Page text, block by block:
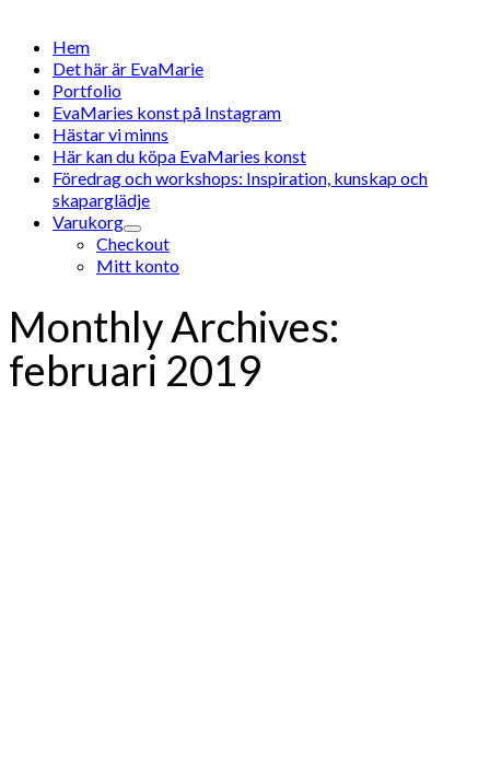
Hem
Det här är EvaMarie
Portfolio
EvaMaries konst på Instagram
Hästar vi minns
Här kan du köpa EvaMaries konst
Föredrag och workshops: Inspiration, kunskap och
skaparglädje
Varukorg
Checkout
Mitt konto
Monthly Archives:
februari 2019